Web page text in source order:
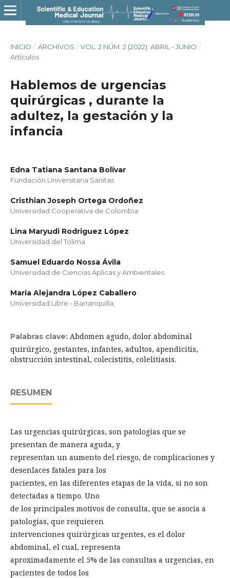
INICIO / ARCHIVOS / VOL. 2 NÚM. 2 (2022): ABRIL - JUNIO /
Artículos
Hablemos de urgencias
quirúrgicas , durante la
adultez, la gestación y la
infancia
Edna Tatiana Santana Bolívar
Fundación Universitaria Sanitas
Cristhian Joseph Ortega Ordoñez
Universidad Cooperativa de Colombia
Lina Maryudi Rodriguez López
Universidad del Tolima
Samuel Eduardo Nossa Ávila
Universidad de Ciencias Aplicas y Ambientales
Maria Alejandra López Caballero
Universidad Libre - Barranquilla,
Palabras clave: Abdomen agudo, dolor abdominal
quirúrgico, gestantes, infantes, adultos, apendicitis,
obstrucción intestinal, colecistitis, colelitiasis.
RESUMEN
Las urgencias quirúrgicas, son patologías que se
presentan de manera aguda, y
representan un aumento del riesgo, de complicaciones y
desenlaces fatales para los
pacientes, en las diferentes etapas de la vida, si no son
detectadas a tiempo. Uno
de los principales motivos de consulta, que se asocia a
patologías, que requieren
intervenciones quirúrgicas urgentes, es el dolor
abdominal, el cual, representa
aproximadamente el 5% de las consultas a urgencias, en
pacientes de todos los